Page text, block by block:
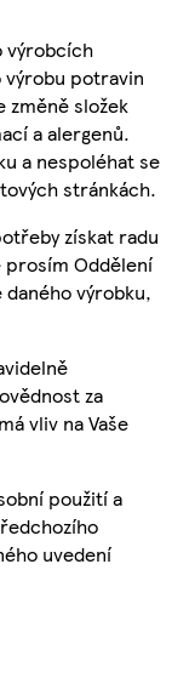
výrobcích
potravin
změně složek
a alergenů.
a nespoléhat se
stránkách.
získat radu
prosím Oddělení
daného výrobku,
za
vliv na Vaše
použití a
uvedení